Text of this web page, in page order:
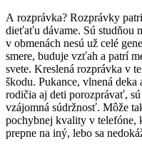
A rozprávka? Rozprávky
dieťaťu dávame. Sú studňou
v obmenách nesú už celé
smere, buduje vzťah a patrí
svete. Kreslená rozprávka v
škodu. Pukance, vlnená
rodičia aj deti porozprávať,
vzájomná súdržnosť. Môže
pochybnej kvality v telefóne,
prepne na iný, lebo sa